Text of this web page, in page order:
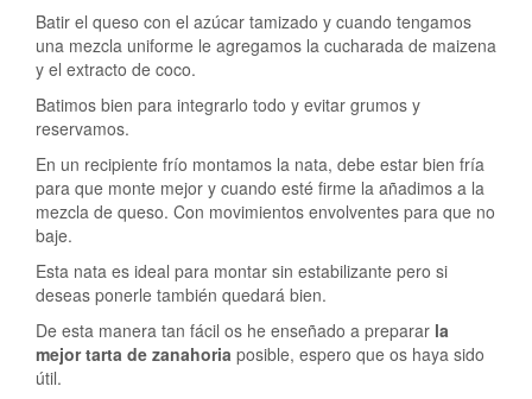
Batir el queso con el azúcar tamizado y cuando tengamos
una mezcla uniforme le agregamos la cucharada de maizena
y el extracto de coco.
Batimos bien para integrarlo todo y evitar grumos y
reservamos.
En un recipiente frío montamos la nata, debe estar bien fría
para que monte mejor y cuando esté firme la añadimos a la
mezcla de queso. Con movimientos envolventes para que no
baje.
Esta nata es ideal para montar sin estabilizante pero si
deseas ponerle también quedará bien.
De esta manera tan fácil os he enseñado a preparar la
mejor tarta de zanahoria posible, espero que os haya sido
útil.